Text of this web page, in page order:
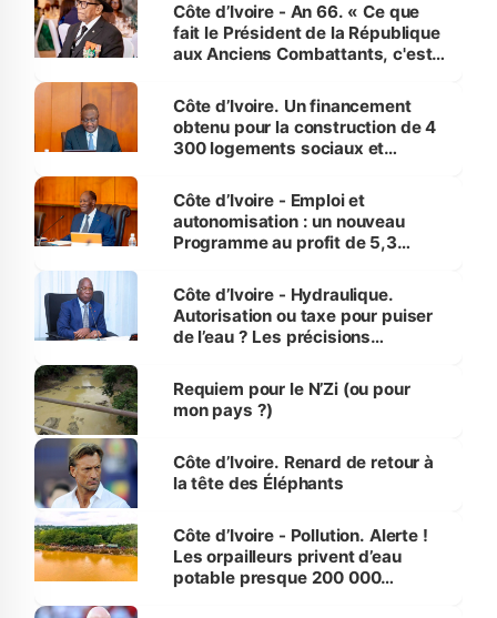
Côte d’Ivoire - An 66. « Ce que
fait le Président de la République
aux Anciens Combattants, c'est
Côte d’Ivoire. Un financement
obtenu pour la construction de 4
300 logements sociaux et
et Yamoussoukro
Côte d’Ivoire - Emploi et
autonomisation : un nouveau
Programme au profit de 5,3
Côte d’Ivoire - Hydraulique.
Autorisation ou taxe pour puiser
de l’eau ? Les précisions
Requiem pour le N’Zi (ou pour
mon pays ?)
Côte d’Ivoire. Renard de retour à
la tête des Éléphants
Côte d’Ivoire - Pollution. Alerte !
Les orpailleurs privent d’eau
potable presque 200 000